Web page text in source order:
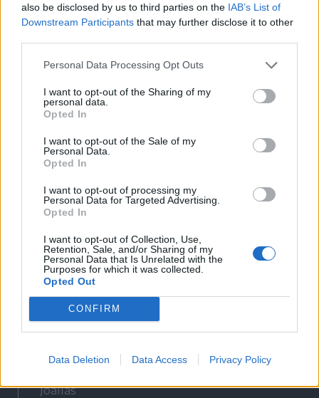
also be disclosed by us to third parties on the IAB’s List of
Downstream Participants that may further disclose it to other
Personal Data Processing Opt Outs
I want to opt-out of the Sharing of my
personal data.
Opted In
I want to opt-out of the Sale of my
Personal Data.
Opted In
I want to opt-out of processing my
Personal Data for Targeted Advertising.
Opted In
I want to opt-out of Collection, Use,
Retention, Sale, and/or Sharing of my
Personal Data that Is Unrelated with the
Purposes for which it was collected.
Opted Out
CONFIRM
Data Deletion Data Access Privacy Policy
Adatvédelmi tájékoztató
Cookie-kezelési tájékoztató
Nyomtatott lapjaink archívuma
Médiaajánlat
Sütibeállítások
Médiatér
Székely Sport
Liget
Bihari Napló
Erdélyi Napló
Főtér
Jóállás